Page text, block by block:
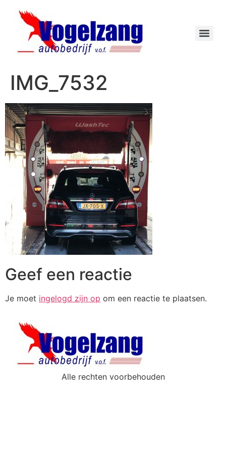
IMG_7532
Geef een reactie
Je moet ingelogd zijn op om een reactie te plaatsen.
Alle rechten voorbehouden